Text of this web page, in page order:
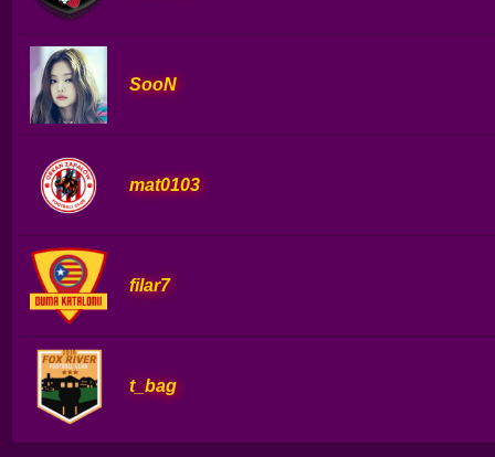
SooN
mat0103
filar7
t_bag